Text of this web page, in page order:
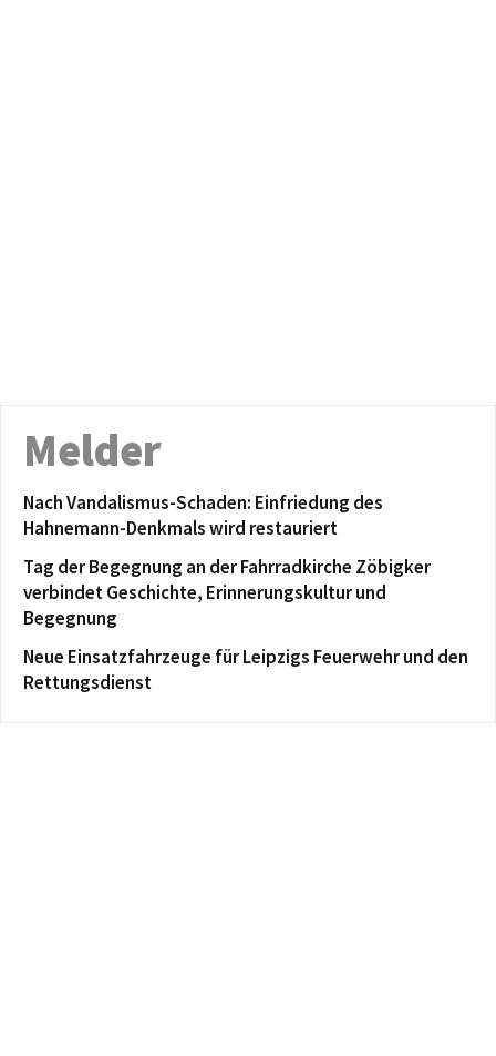
Melder
Nach Vandalismus-Schaden: Einfriedung des
Hahnemann-Denkmals wird restauriert
Tag der Begegnung an der Fahrradkirche Zöbigker
verbindet Geschichte, Erinnerungskultur und
Begegnung
Neue Einsatzfahrzeuge für Leipzigs Feuerwehr und den
Rettungsdienst